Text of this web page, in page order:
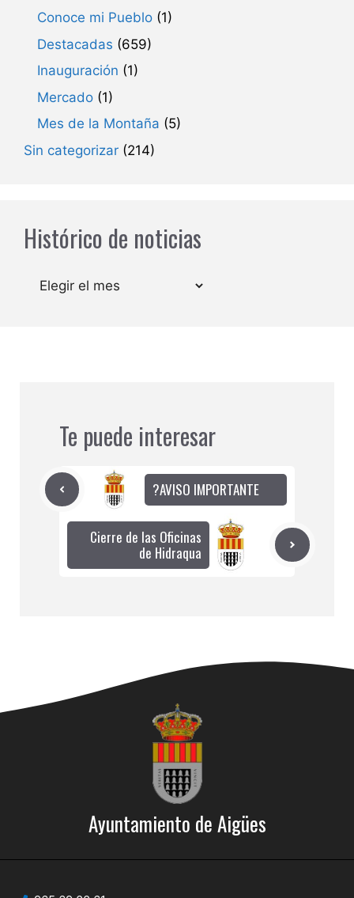
Conoce mi Pueblo (1)
Destacadas (659)
Inauguración (1)
Mercado (1)
Mes de la Montaña (5)
Sin categorizar (214)
Histórico de noticias
Archivos
Te puede interesar
?AVISO IMPORTANTE
Cierre de las Oficinas
de Hidraqua
Ayuntamiento de Aigües